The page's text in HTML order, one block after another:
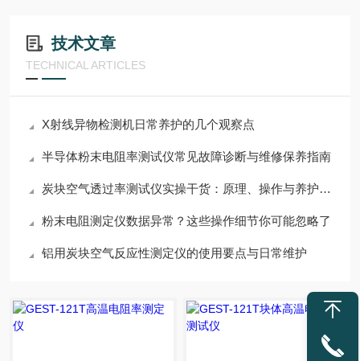
技术文章
TECHNICAL ARTICLES
X射线异物检测机日常养护的几个观察点
半导体粉末电阻率测试仪常见故障诊断与维修保养指南
炭块空气透过率测试仪实操干货：原理、操作与养护技巧
粉末电阻测定仪数据异常？这些操作细节你可能忽略了
铝用炭块空气反应性测定仪的使用要点与日常维护